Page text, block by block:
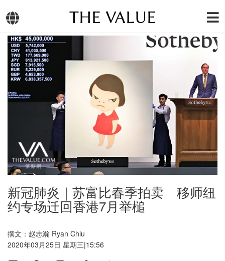
THE VALUE
新冠肺炎｜苏富比春季拍卖 移师纽
约专场迁回香港7月举槌
撰文：赵志瀚 Ryan Chiu
2020年03月25日 星期三|15:56